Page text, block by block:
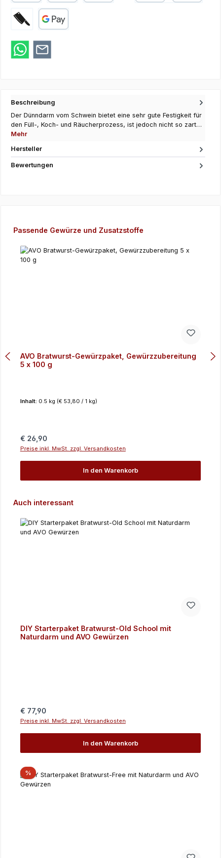
PayPal Apple Pay
Beschreibung
Der Dünndarm vom Schwein bietet eine sehr gute Festigkeit für
den Füll-, Koch- und Räucherprozess, ist jedoch nicht so zart…
Mehr
Hersteller
Bewertungen
Produktgalerie überspringen
Passende Gewürze und Zusatzstoffe
AVO Bratwurst-Gewürzpaket, Gewürzzubereitung
5 x 100 g
Inhalt: 0.5 kg (€ 53,80 / 1 kg)
Regulärer Preis:
€ 26,90
Preise inkl. MwSt. zzgl. Versandkosten
In den Warenkorb
Produktgalerie überspringen
Auch interessant
DIY Starterpaket Bratwurst-Old School mit
Naturdarm und AVO Gewürzen
Regulärer Preis:
€ 77,90
Preise inkl. MwSt. zzgl. Versandkosten
In den Warenkorb
%Rabatt